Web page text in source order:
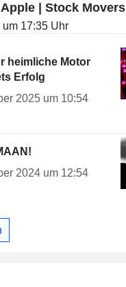
| Stock Movers
17:35 Uhr
heimliche Motor
Erfolg
2025 um 10:54
2024 um 12:54